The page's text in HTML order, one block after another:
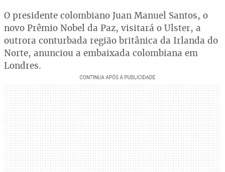
O presidente colombiano Juan Manuel Santos, o
novo Prêmio Nobel da Paz, visitará o Ulster, a
outrora conturbada região britânica da Irlanda do
Norte, anunciou a embaixada colombiana em
Londres.